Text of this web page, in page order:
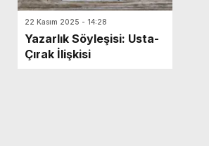
22 Kasım 2025 - 14:28
Yazarlık Söyleşisi: Usta-
Çırak İlişkisi